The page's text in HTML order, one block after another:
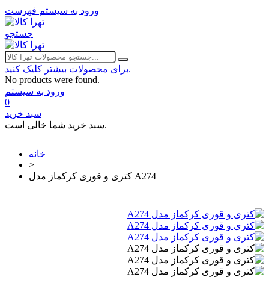
ورود به سیستم فهرست
جستجو
برای محصولات بیشتر کلیک کنید.
No products were found.
ورود به سیستم
0
سبد خرید
سبد خرید شما خالی است.
خانه
>
کتری و قوری کرکماز مدل A274